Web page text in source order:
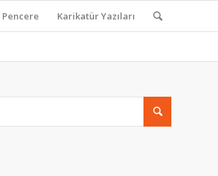
Pencere Karikatür Yazıları